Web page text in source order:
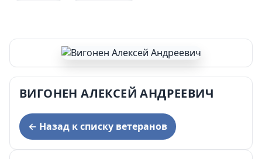
ВИГОНЕН АЛЕКСЕЙ АНДРЕЕВИЧ
← Назад к списку ветеранов